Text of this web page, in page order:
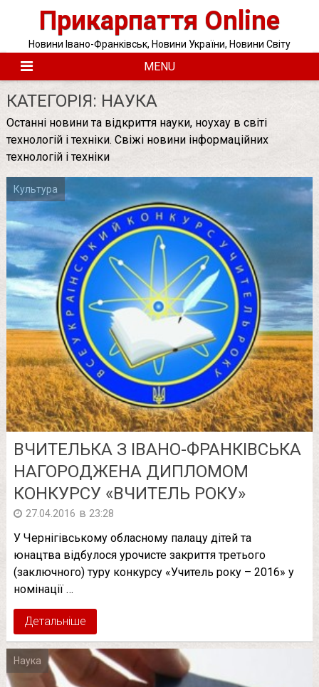
Прикарпаття Online
Новини Івано-Франківськ, Новини України, Новини Світу
MENU
КАТЕГОРІЯ: НАУКА
Останні новини та відкриття науки, ноухау в світі
технологій і техніки. Свіжі новини інформаційних
технологій і техніки
Культура
ВЧИТЕЛЬКА З ІВАНО-ФРАНКІВСЬКА
НАГОРОДЖЕНА ДИПЛОМОМ
КОНКУРСУ «ВЧИТЕЛЬ РОКУ»
27.04.2016 в 23:28
У Чернігівському обласному палацу дітей та
юнацтва відбулося урочисте закриття третього
(заключного) туру конкурсу «Учитель року – 2016» у
номінації …
Детальніше
Наука
Posts
pagination